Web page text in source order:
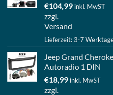
€104,99 inkl. MwST
zzgl.
Versand
Lieferzeit: 3-7
Jeep Grand
Autoradio 1 DIN
€18,99 inkl. MwST
zzgl.